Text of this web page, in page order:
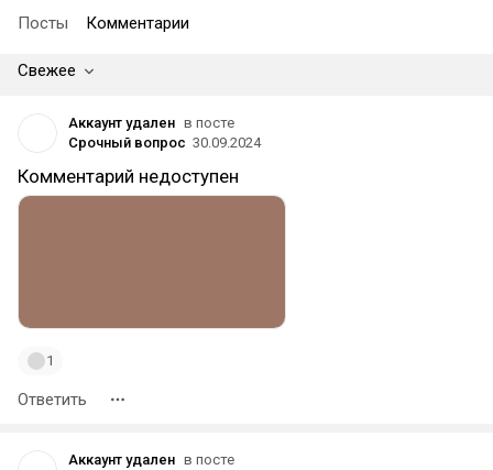
Посты Комментарии
Свежее
Аккаунт удален в посте
Срочный вопрос 30.09.2024
Комментарий недоступен
1
Ответить
Аккаунт удален в посте